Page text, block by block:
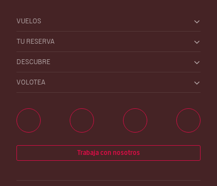
VUELOS
TU RESERVA
DESCUBRE
VOLOTEA
Trabaja con nosotros